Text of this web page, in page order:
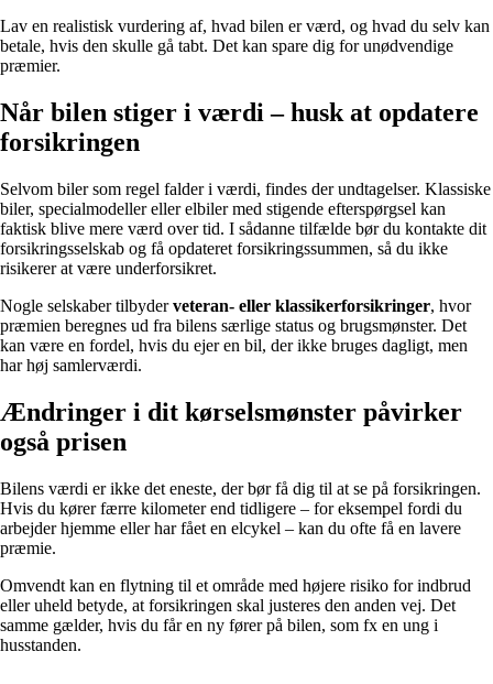
Lav en realistisk vurdering af, hvad bilen er værd, og hvad du selv kan
betale, hvis den skulle gå tabt. Det kan spare dig for unødvendige
præmier.
Når bilen stiger i værdi – husk at opdatere
forsikringen
Selvom biler som regel falder i værdi, findes der undtagelser. Klassiske
biler, specialmodeller eller elbiler med stigende efterspørgsel kan
faktisk blive mere værd over tid. I sådanne tilfælde bør du kontakte dit
forsikringsselskab og få opdateret forsikringssummen, så du ikke
risikerer at være underforsikret.
Nogle selskaber tilbyderveteran- eller klassikerforsikringer, hvor
præmien beregnes ud fra bilens særlige status og brugsmønster. Det
kan være en fordel, hvis du ejer en bil, der ikke bruges dagligt, men
har høj samlerværdi.
Ændringer i dit kørselsmønster påvirker
også prisen
Bilens værdi er ikke det eneste, der bør få dig til at se på forsikringen.
Hvis du kører færre kilometer end tidligere – for eksempel fordi du
arbejder hjemme eller har fået en elcykel – kan du ofte få en lavere
præmie.
Omvendt kan en flytning til et område med højere risiko for indbrud
eller uheld betyde, at forsikringen skal justeres den anden vej. Det
samme gælder, hvis du får en ny fører på bilen, som fx en ung i
husstanden.